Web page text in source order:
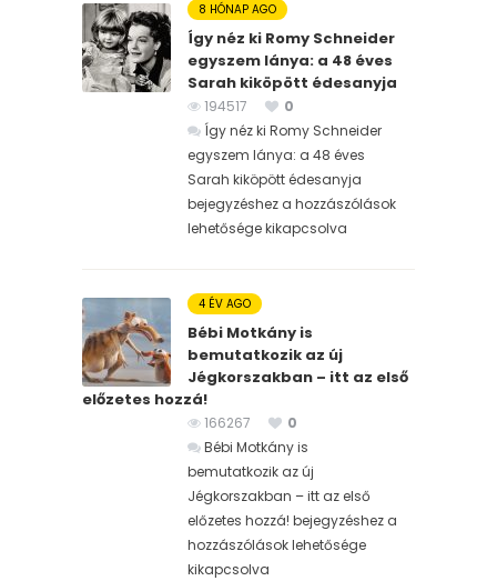
8 HÓNAP AGO
Így néz ki Romy Schneider
egyszem lánya: a 48 éves
Sarah kiköpött édesanyja
194517
0
Így néz ki Romy Schneider
egyszem lánya: a 48 éves
Sarah kiköpött édesanyja
bejegyzéshez a hozzászólások
lehetősége kikapcsolva
4 ÉV AGO
Bébi Motkány is
bemutatkozik az új
Jégkorszakban – itt az első
előzetes hozzá!
166267
0
Bébi Motkány is
bemutatkozik az új
Jégkorszakban – itt az első
előzetes hozzá! bejegyzéshez a
hozzászólások lehetősége
kikapcsolva